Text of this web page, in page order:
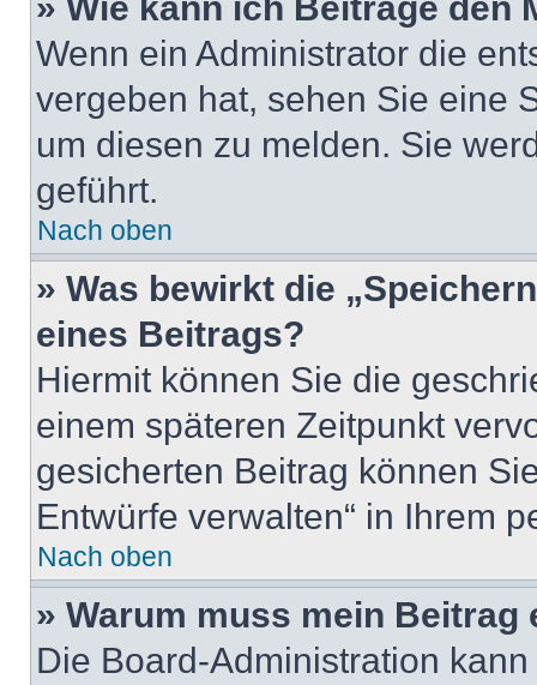
Wenn ein Administrator die
vergeben hat, sehen Sie eine
um diesen zu melden. Sie
geführt.
Nach oben
» Was bewirkt die
eines Beitrags?
Hiermit können Sie die
einem späteren Zeitpunkt
gesicherten Beitrag können
Entwürfe verwalten“ in Ihrem
Nach oben
» Warum muss mein
Die Board-Administration